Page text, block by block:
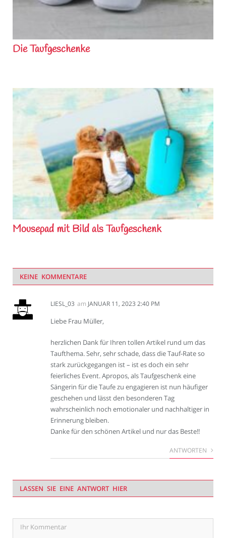
Die Taufgeschenke
Mousepad mit Bild als Taufgeschenk
KEINE KOMMENTARE
LIESL_03 am JANUAR 11, 2023 2:40 PM
Liebe Frau Müller,
herzlichen Dank für Ihren tollen Artikel rund um das
Taufthema. Sehr, sehr schade, dass die Tauf-Rate so
stark zurückgegangen ist – ist es doch ein sehr
feierliches Event. Apropos, als Taufgeschenk eine
Sängerin für die Taufe zu engagieren ist nun häufiger
geschehen und lässt den besonderen Tag
wahrscheinlich noch emotionaler und nachhaltiger in
Erinnerung bleiben.
Danke für den schönen Artikel und nur das Beste!!
ANTWORTEN
LASSEN SIE EINE ANTWORT HIER